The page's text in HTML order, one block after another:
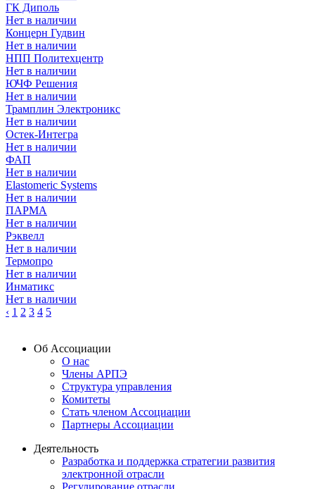
ГК Диполь
Нет в наличии
Концерн Гудвин
Нет в наличии
НПП Политехцентр
Нет в наличии
ЮЧФ Решения
Нет в наличии
Трамплин Электроникс
Нет в наличии
Остек-Интегра
Нет в наличии
ФАП
Нет в наличии
Elastomeric Systems
Нет в наличии
ПАРМА
Нет в наличии
Рэквелл
Нет в наличии
Термопро
Нет в наличии
Инматикс
Нет в наличии
‹ 1 2 3 4 5
Об Ассоциации
О нас
Члены АРПЭ
Структура управления
Комитеты
Стать членом Ассоциации
Партнеры Ассоциации
Деятельность
Разработка и поддержка стратегии развития
электронной отрасли
Регулирование отрасли